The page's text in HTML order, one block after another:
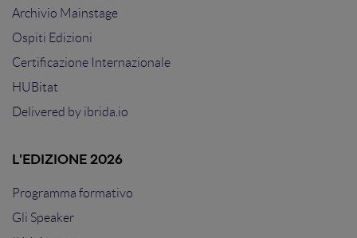
Archivio Mainstage
Ospiti Edizioni
Certificazione Internazionale
HUBitat
Delivered by ibrida.io
L'EDIZIONE 2026
Programma formativo
Gli Speaker